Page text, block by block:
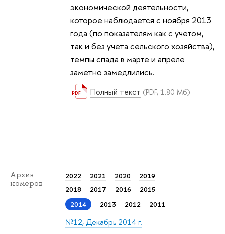
экономической деятельности,
которое наблюдается с ноября 2013
года (по показателям как с учетом,
так и без учета сельского хозяйства),
темпы спада в марте и апреле
заметно замедлились.
Полный текст (PDF, 1.80 Мб)
Архив
номеров
2022 2021 2020
2019
2018
2017 2016
2015
2014
2013 2012 2011
№12, Декабрь 2014 г.